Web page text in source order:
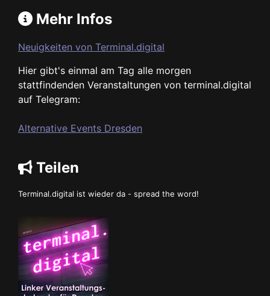
Mehr Infos
Neuigkeiten von Terminal.digital
Hier gibt's einmal am Tag alle morgen
stattfindenden Veranstaltungen von terminal.digital
auf Telegram:
Alternative Events Dresden
Teilen
Terminal.digital ist wieder da - spread the word!